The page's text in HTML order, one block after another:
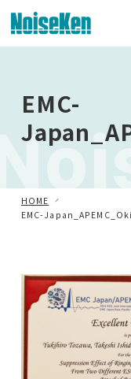
EMC-
HOME
EMC-
静電気試験器
ファスト・トランジ
電源電圧変動試験
減衰振動波試験器